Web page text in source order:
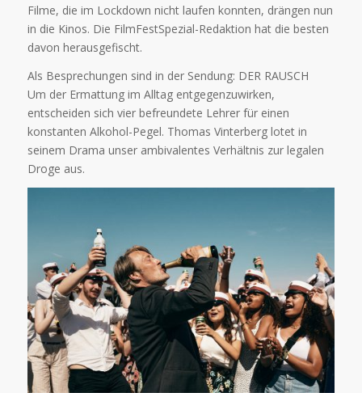
Filme, die im Lockdown nicht laufen konnten, drängen nun
in die Kinos. Die FilmFestSpezial-Redaktion hat die besten
davon herausgefischt.
Als Besprechungen sind in der Sendung: DER RAUSCH
Um der Ermattung im Alltag entgegenzuwirken,
entscheiden sich vier befreundete Lehrer für einen
konstanten Alkohol-Pegel. Thomas Vinterberg lotet in
seinem Drama unser ambivalentes Verhältnis zur legalen
Droge aus.